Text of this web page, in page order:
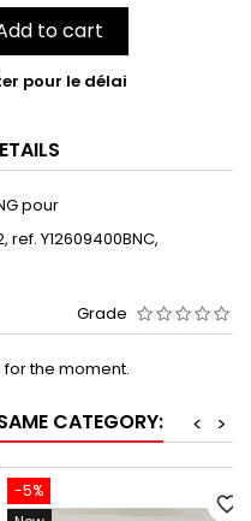
to cart
pour le délai
pour
Y12609400BNC,
Grade
the moment.
CATEGORY: >
<
-5%
favorite_border